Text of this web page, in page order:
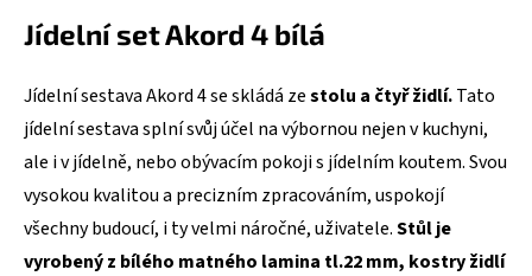
Jídelní set Akord 4 bílá
Jídelní sestava Akord 4 se skládá zestolu a čtyř židlí.Tato
jídelní sestava splní svůj účel na výbornou nejen v kuchyni,
ale i v jídelně, nebo obývacím pokoji s jídelním koutem. Svou
vysokou kvalitou a precizním zpracováním, uspokojí
všechny budoucí, i ty velmi náročné, uživatele.Stůl je
vyrobený z bílého matného lamina tl.22 mm, kostry židlí